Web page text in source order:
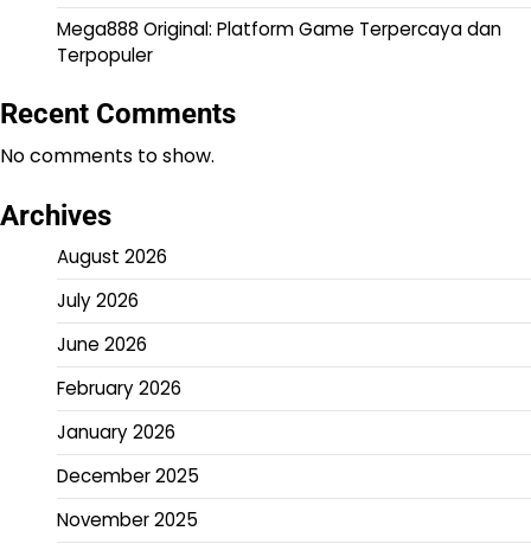
Mega888 Original: Platform Game Terpercaya dan
Terpopuler
Recent Comments
No comments to show.
Archives
August 2026
July 2026
June 2026
February 2026
January 2026
December 2025
November 2025